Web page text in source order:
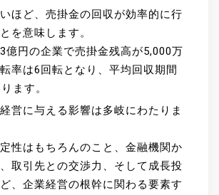
ほど、売掛金の回収が効率的に行
を意味します。
億円の企業で売掛金残高が5,000万
率は6回転となり、平均回収期間
ます。
営に与える影響は多岐にわたりま
性はもちろんのこと、金融機関か
取引先との交渉力、そして成長投
、企業経営の根幹に関わる要素す